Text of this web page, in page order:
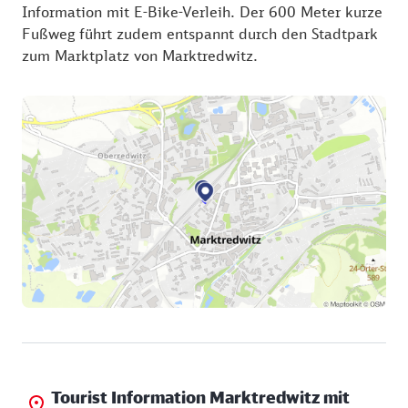
Information mit E-Bike-Verleih. Der 600 Meter kurze
Fußweg führt zudem entspannt durch den Stadtpark
zum Marktplatz von Marktredwitz.
Tourist Information Marktredwitz mit